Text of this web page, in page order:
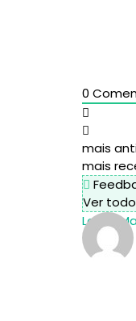
0
mais
mais
Ver
Lenira